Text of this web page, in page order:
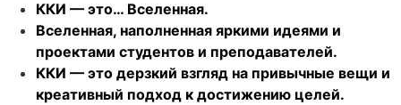
ККИ — это… Вселенная.
Вселенная, наполненная яркими идеями и
проектами студентов и преподавателей.
ККИ — это дерзкий взгляд на привычные вещи и
креативный подход к достижению целей.